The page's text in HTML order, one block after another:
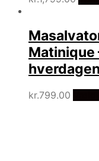
Matinique
hverdagen
kr.799.00